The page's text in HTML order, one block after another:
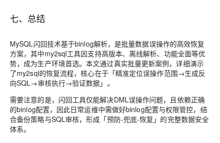
七、总结
MySQL闪回技术基于binlog解析，是批量数据误操作的高效恢复
方案，其中my2sql工具因支持高版本、离线解析、功能全面等优
势，成为生产环境首选。本文通过真实批量更新案例，详细演示
了my2sql的恢复流程，核心在于「精准定位误操作范围→生成反
向SQL→审核执行→验证数据」。
需要注意的是，闪回工具仅能解决DML误操作问题，且依赖正确
的binlog配置，因此日常运维中需做好binlog配置与权限管控，结
合备份策略与SQL审核，形成「预防-兜底-恢复」的完整数据安全
体系。